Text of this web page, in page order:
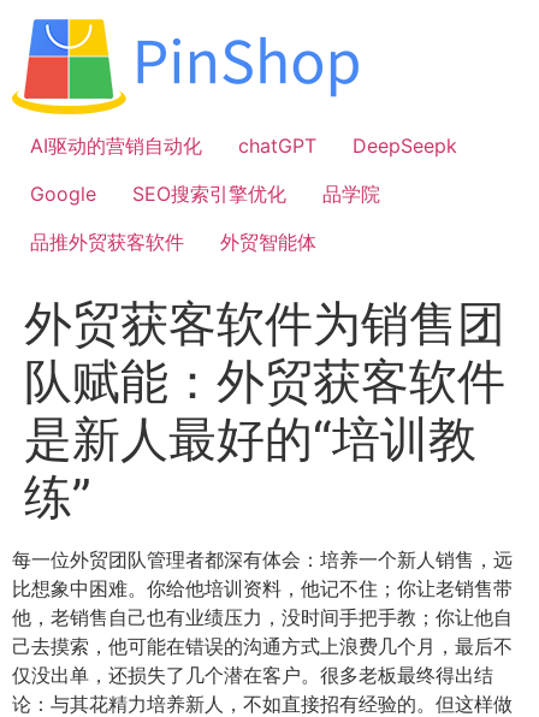
容
AI驱动的营销自动化
chatGPT
DeepSeepk
Google
SEO搜索引擎优化
品学院
品推外贸获客软件
外贸智能体
外贸获客软件为销售团
队赋能：外贸获客软件
是新人最好的“培训教
练”
每一位外贸团队管理者都深有体会：培养一个新人销售，远
比想象中困难。你给他培训资料，他记不住；你让老销售带
他，老销售自己也有业绩压力，没时间手把手教；你让他自
己去摸索，他可能在错误的沟通方式上浪费几个月，最后不
仅没出单，还损失了几个潜在客户。很多老板最终得出结
论：与其花精力培养新人，不如直接招有经验的。但这样做